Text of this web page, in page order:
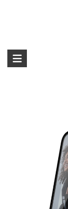
海外輸
海外事業部が取り
ランド」をはじめ「
iPhone